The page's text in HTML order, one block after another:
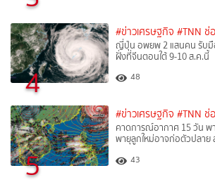
4
#ข่าวเศรษฐกิจ #TNN ช่
ญี่ปุ่น อพยพ 2 แสนคน รับมื
ฝั่งที่จีนตอนใต้ 9-10 ส.ค.นี้
48
5
#ข่าวเศรษฐกิจ #TNN ช่
คาดการณ์อากาศ 15 วัน พ
พายุลูกใหม่อาจก่อตัวปลาย
43